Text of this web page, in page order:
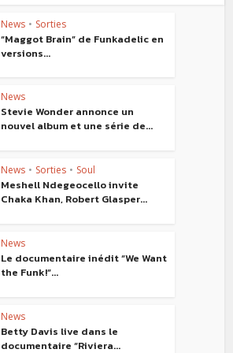
News • Sorties
“Maggot Brain” de Funkadelic en
versions...
News
Stevie Wonder annonce un
nouvel album et une série de...
News • Sorties • Soul
Meshell Ndegeocello invite
Chaka Khan, Robert Glasper...
News
Le documentaire inédit “We Want
the Funk!”...
News
Betty Davis live dans le
documentaire “Riviera...